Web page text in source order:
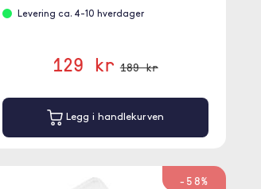
Levering ca. 4-10 hverdager
129 kr 189 kr
Legg i handlekurven
-58%